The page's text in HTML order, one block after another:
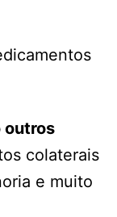
outros
colaterais
e muito